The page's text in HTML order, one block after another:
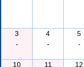
3
-
4
-
5
-
10 11 12